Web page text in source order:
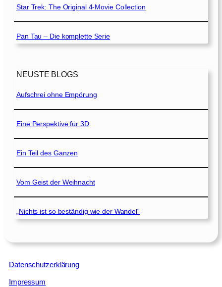
Star Trek: The Original 4-Movie Collection
Pan Tau – Die komplette Serie
NEUSTE BLOGS
Aufschrei ohne Empörung
Eine Perspektive für 3D
Ein Teil des Ganzen
Vom Geist der Weihnacht
„Nichts ist so beständig wie der Wandel“
Datenschutzerklärung
Impressum